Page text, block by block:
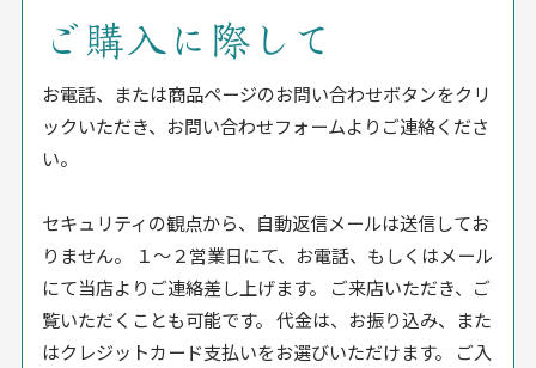
ご購入に際して
お電話、または商品ページのお問い合わせボタンをクリ
ックいただき、お問い合わせフォームよりご連絡くださ
い。
セキュリティの観点から、自動返信メールは送信してお
りません。 １〜２営業日にて、お電話、もしくはメール
にて当店よりご連絡差し上げます。 ご来店いただき、ご
覧いただくことも可能です。 代金は、お振り込み、また
はクレジットカード支払いをお選びいただけます。 ご入